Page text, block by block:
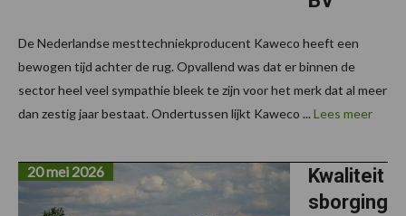
De Nederlandse mesttechniekproducent Kaweco heeft een
bewogen tijd achter de rug. Opvallend was dat er binnen de
sector heel veel sympathie bleek te zijn voor het merk dat al meer
dan zestig jaar bestaat. Ondertussen lijkt Kaweco ... Lees meer
Kwaliteit
sborging
20 mei 2026